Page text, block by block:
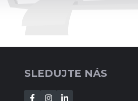
SLEDUJTE NÁS